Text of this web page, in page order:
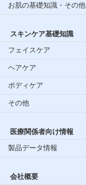
お肌の基礎知識・その他
スキンケア基礎知識
フェイスケア
ヘアケア
ボディケア
その他
医療関係者向け情報
製品データ情報
会社概要